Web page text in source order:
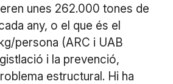
unes 262.000 tones de
any, o el que és el
persona (ARC i UAB
i la prevenció,
estructural. Hi ha